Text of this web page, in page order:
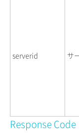
serverid サ
Response Code